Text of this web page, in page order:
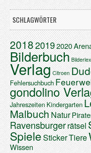
SCHLAGWÖRTER
201820192020
Bilderbuch
Verlag Citroen
Fehlersuchbuch
gondolino
JahreszeitenKindergarten
MalbuchNatur
Ravensburgerrätsel
SpieleStickerTiere
Wissen